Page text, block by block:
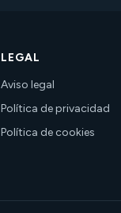
LEGAL
Aviso legal
Política de privacidad
Política de cookies